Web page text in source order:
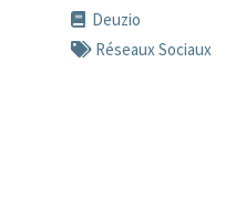
Deuzio
Réseaux Sociaux